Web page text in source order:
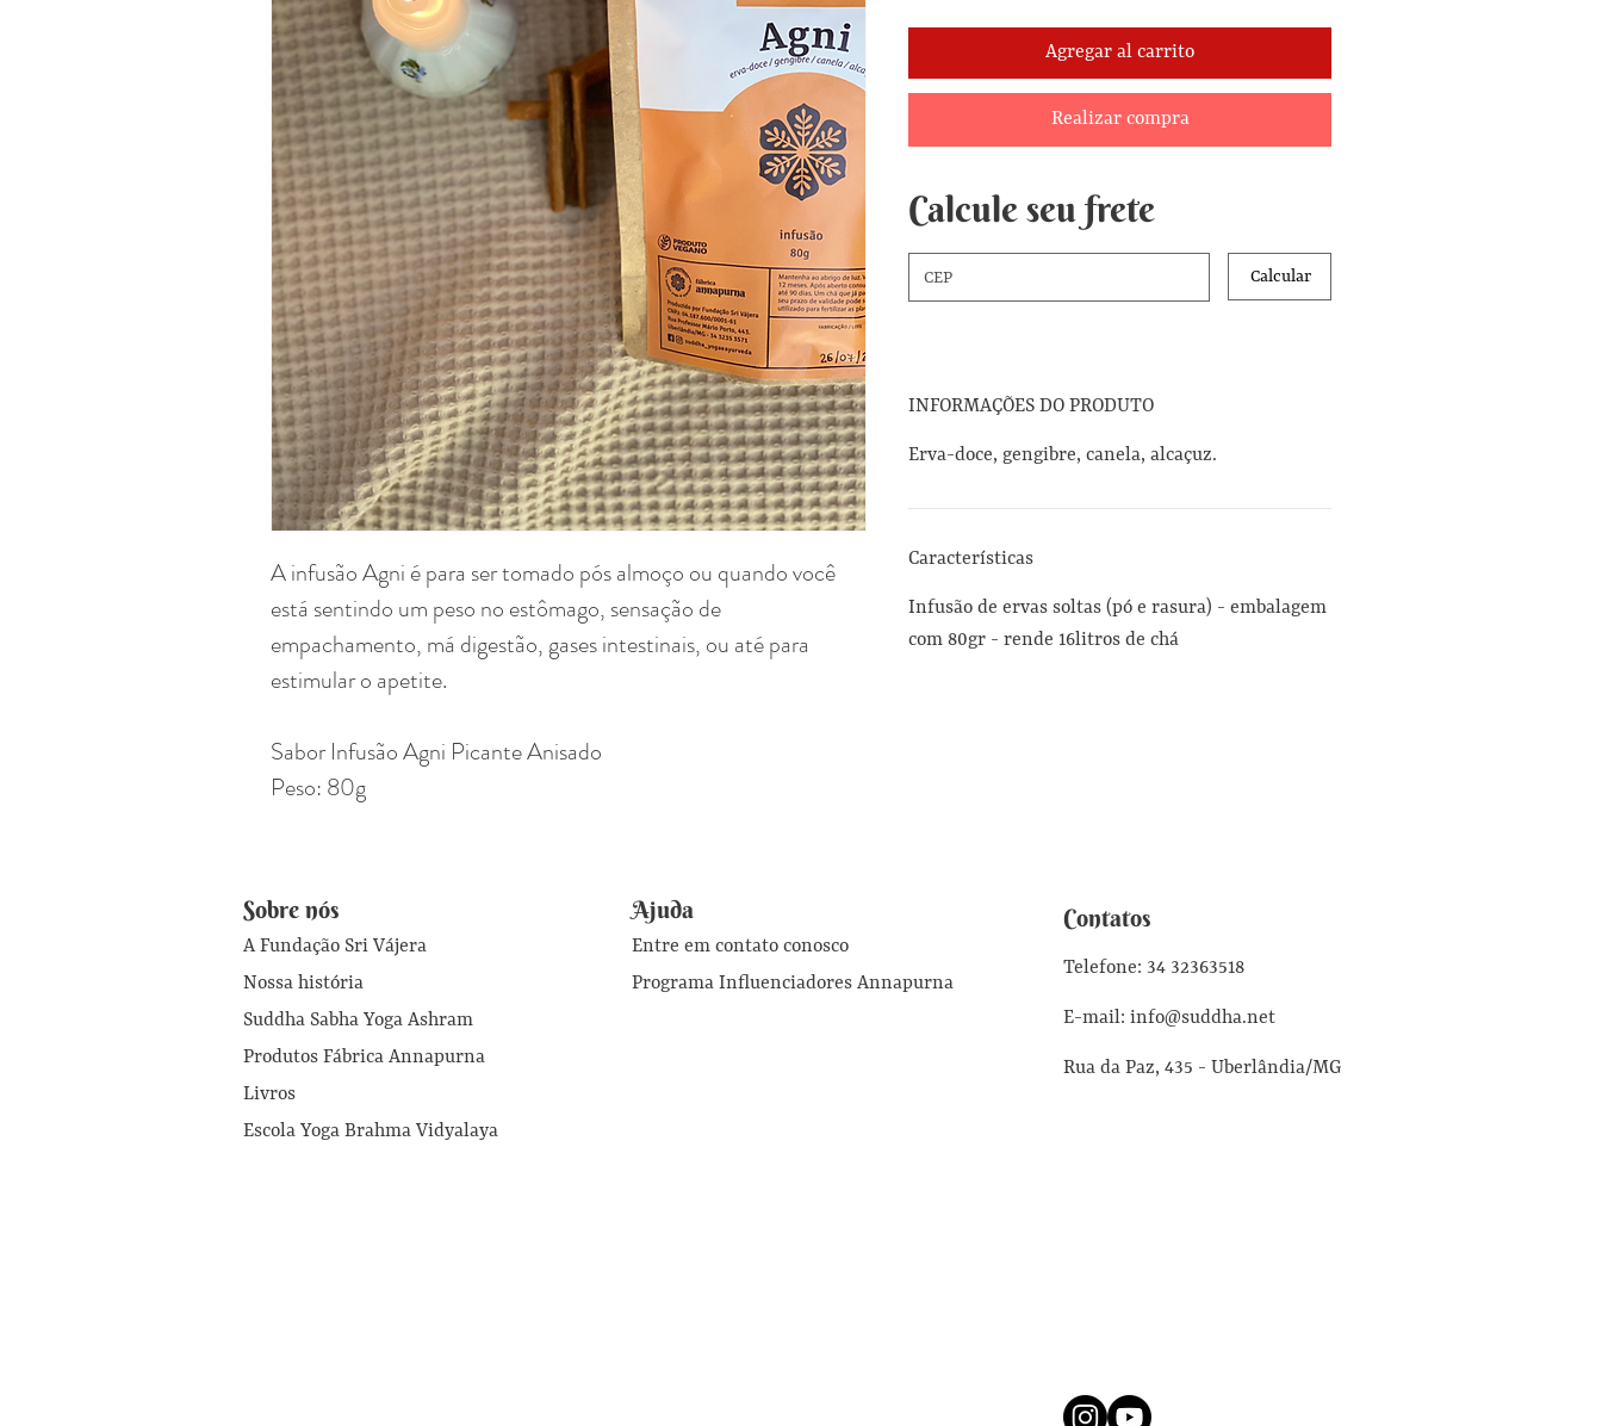
A infusão Agni é para ser tomado pós almoço ou quando você
está sentindo um peso no estômago, sensação de
empachamento, má digestão, gases intestinais, ou até para
estimular o apetite.
Sabor Infusão Agni Picante Anisado
Peso: 80g
Agregar al carrito
Realizar compra
Calcule seu frete
Calcular
INFORMAÇÕES DO PRODUTO
Erva-doce, gengibre, canela, alcaçuz.
Características
Infusão de ervas soltas (pó e rasura) - embalagem
com 80gr - rende 16litros de chá
Sobre nós
A Fundação Sri Vájera
Nossa história
Suddha Sabha Yoga Ashram
Produtos Fábrica Annapurna
Livros
Escola Yoga Brahma Vidyalaya
Ajuda
Entre em contato conosco
Programa Influenciadores Annapurna
Contatos
Telefone: 34 32363518
E-mail: info@suddha.net
Rua da Paz, 435 - Uberlândia/MG